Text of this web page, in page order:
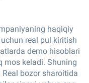
haqiqiy
real pul kiritish
demo hisoblari
mos keladi. Shuning
bozor sharoitida